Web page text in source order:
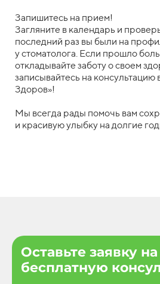
Запишитесь на прием!
Загляните в календарь и
последний раз вы были на
у стоматолога. Если прошло
откладывайте заботу о своем
записывайтесь на консультацию
Здоров»!
Мы всегда рады помочь вам
и красивую улыбку на долгие
Оставьте заявку на
бесплатную